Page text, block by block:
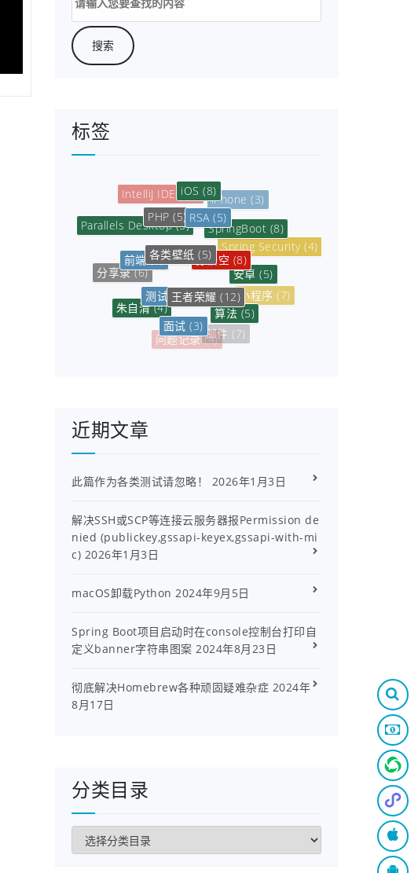
索：
标签
IntelliJ IDEA(5)
iOS(8)
iPhone (3)
Parallels Desktop (5)
PHP(5)RSA(5)
SpringBoot(8)
Spring Security(4)
分享录(6)
前端(5)
各类壁纸 (5)
孙悟空(8)
安卓(5)
小程序(7)
数据库(6)
朱自清(4)
测试
(12)
算法(5)
邮件(7)
问题记录(4)
面试(3)
近期文章
此篇作为各类测试请忽略！ 2026年1月3日
解决SSH或SCP等连接云服务器报Permission de
nied (publickey,gssapi-keyex,gssapi-with-mi
c) 2026年1月3日
macOS卸载Python 2024年9月5日
Spring Boot项目启动时在console控制台打印自
定义banner字符串图案 2024年8月23日
彻底解决Homebrew各种顽固疑难杂症 2024年
8月17日
分类目录
类